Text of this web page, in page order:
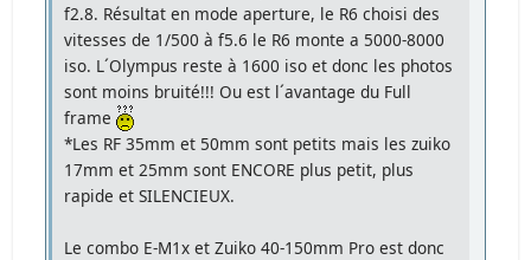
f2.8. Résultat en mode aperture, le R6 choisi des
vitesses de 1/500 à f5.6 le R6 monte a 5000-8000
iso. L´Olympus reste à 1600 iso et donc les photos
sont moins bruité!!! Ou est l´avantage du Full
frame
*Les RF 35mm et 50mm sont petits mais les zuiko
17mm et 25mm sont ENCORE plus petit, plus
rapide et SILENCIEUX.
Le combo E-M1x et Zuiko 40-150mm Pro est donc